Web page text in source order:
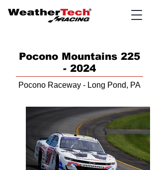
Pocono Mountains 225
- 2024
Pocono Raceway - Long Pond, PA